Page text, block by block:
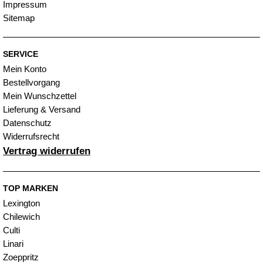
Impressum
Sitemap
SERVICE
Mein Konto
Bestellvorgang
Mein Wunschzettel
Lieferung & Versand
Datenschutz
Widerrufsrecht
Vertrag widerrufen
TOP MARKEN
Lexington
Chilewich
Culti
Linari
Zoeppritz